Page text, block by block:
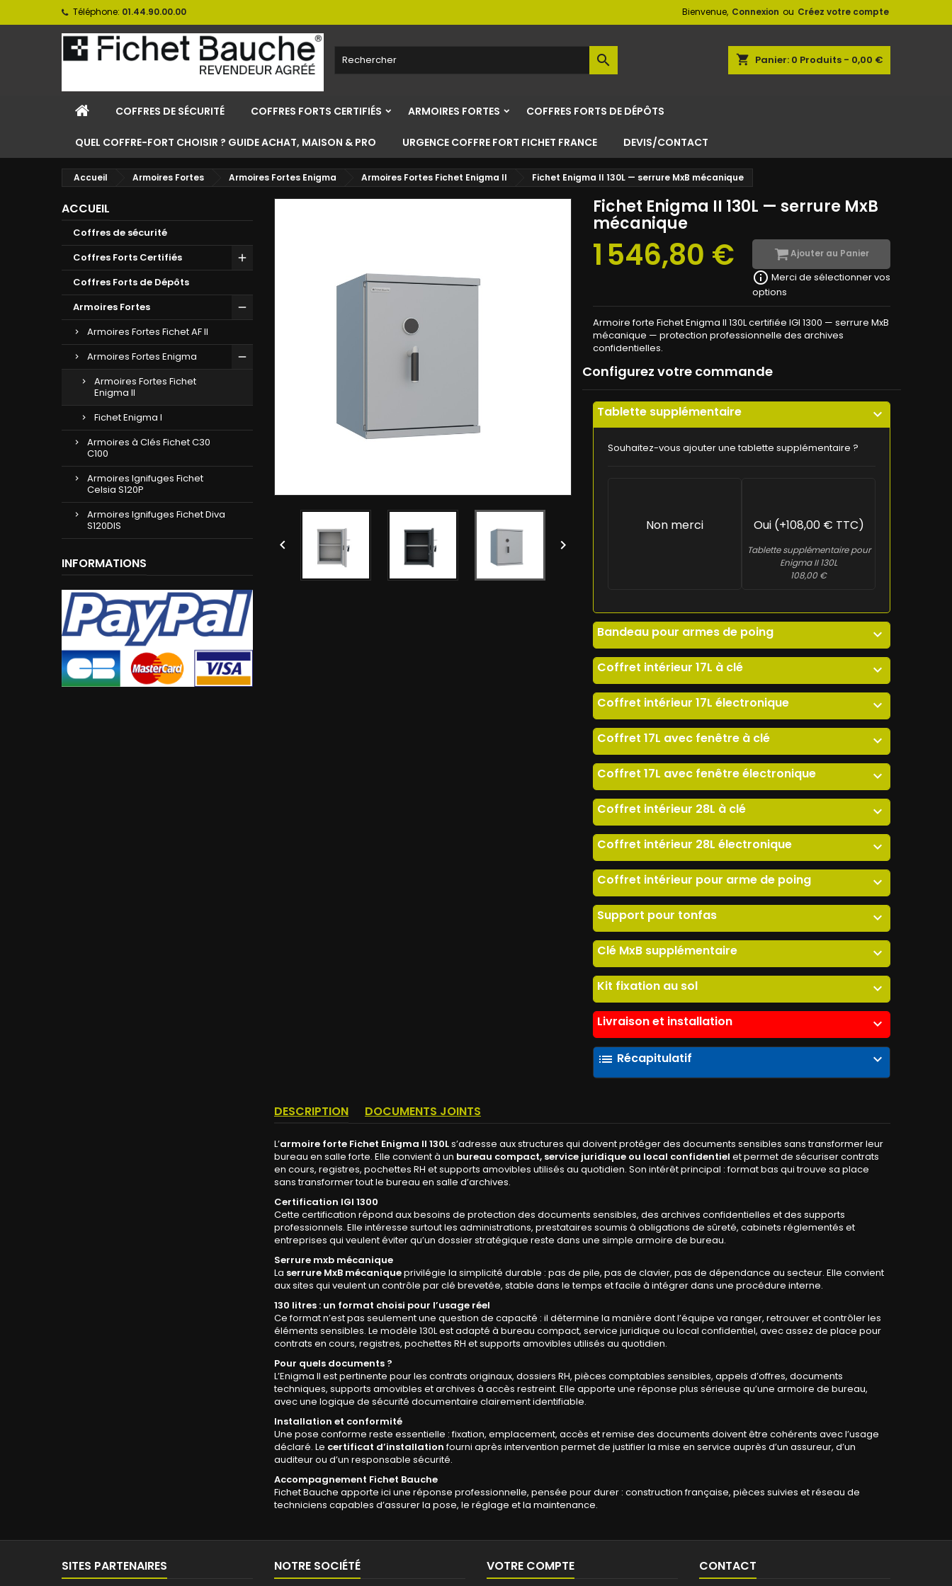
Téléphone: 01.44.90.00.00 Bienvenue, Connexion ou Créez votre compte
shopping_cart Panier: 0 Produits - 0,00 €

COFFRES DE SÉCURITÉ COFFRES FORTS CERTIFIÉS ARMOIRES FORTES COFFRES FORTS DE DÉPÔTS
QUEL COFFRE-FORT CHOISIR ? GUIDE ACHAT, MAISON & PRO URGENCE COFFRE FORT FICHET FRANCE DEVIS/CONTACT
Accueil Armoires Fortes Armoires Fortes Enigma Armoires Fortes Fichet Enigma II Fichet Enigma II 130L — serrure MxB mécanique
ACCUEIL
Coffres de sécurité
Coffres Forts Certifiés
Coffres Forts de Dépôts
Armoires Fortes
Armoires Fortes Fichet AF II
Armoires Fortes Enigma
Armoires Fortes Fichet
Enigma II
Fichet Enigma I
Armoires à Clés Fichet C30
C100
Armoires Ignifuges Fichet
Celsia S120P
Armoires Ignifuges Fichet Diva
S120DIS
INFORMATIONS
 
Fichet Enigma II 130L — serrure MxB
mécanique
1 546,80 € Ajouter au Panier
info_outline Merci de sélectionner vos
options
Armoire forte Fichet Enigma II 130L certifiée IGI 1300 — serrure MxB
mécanique — protection professionnelle des archives
confidentielles.
Configurez votre commande
Tablette supplémentaire expand_more
Souhaitez-vous ajouter une tablette supplémentaire ?
Non merci Oui (+108,00 € TTC)
Tablette supplémentaire pour
Enigma II 130L
108,00 €
Bandeau pour armes de poing expand_more
Coffret intérieur 17L à clé expand_more
Coffret intérieur 17L électronique expand_more
Coffret 17L avec fenêtre à clé expand_more
Coffret 17L avec fenêtre électronique expand_more
Coffret intérieur 28L à clé expand_more
Coffret intérieur 28L électronique expand_more
Coffret intérieur pour arme de poing expand_more
Support pour tonfas expand_more
Clé MxB supplémentaire expand_more
Kit fixation au sol expand_more
Livraison et installation expand_more
list Récapitulatif expand_more
DESCRIPTION DOCUMENTS JOINTS
L’armoire forte Fichet Enigma II 130Ls’adresse aux structures qui doivent protéger des documents sensibles sans transformer leur
bureau en salle forte. Elle convient à un bureau compact, service juridique ou local confidentiel et permet de sécuriser contrats
en cours, registres, pochettes RH et supports amovibles utilisés au quotidien. Son intérêt principal : format bas qui trouve sa place
sans transformer tout le bureau en salle d’archives.
Certification IGI 1300
Cette certification répond aux besoins de protection des documents sensibles, des archives confidentielles et des supports
professionnels. Elle intéresse surtout les administrations, prestataires soumis à obligations de sûreté, cabinets réglementés et
entreprises qui veulent éviter qu’un dossier stratégique reste dans une simple armoire de bureau.
Serrure mxb mécanique
La serrure MxB mécaniqueprivilégie la simplicité durable : pas de pile, pas de clavier, pas de dépendance au secteur. Elle convient
aux sites qui veulent un contrôle par clé brevetée, stable dans le temps et facile à intégrer dans une procédure interne.
130 litres : un format choisi pour l’usage réel
Ce format n’est pas seulement une question de capacité : il détermine la manière dont l’équipe va ranger, retrouver et contrôler les
éléments sensibles. Le modèle 130L est adapté à bureau compact, service juridique ou local confidentiel, avec assez de place pour
contrats en cours, registres, pochettes RH et supports amovibles utilisés au quotidien.
Pour quels documents ?
L’Enigma II est pertinente pour les contrats originaux, dossiers RH, pièces comptables sensibles, appels d’offres, documents
techniques, supports amovibles et archives à accès restreint. Elle apporte une réponse plus sérieuse qu’une armoire de bureau,
avec une logique de sécurité documentaire clairement identifiable.
Installation et conformité
Une pose conforme reste essentielle : fixation, emplacement, accès et remise des documents doivent être cohérents avec l’usage
déclaré. Le certificat d’installationfourni après intervention permet de justifier la mise en service auprès d’un assureur, d’un
auditeur ou d’un responsable sécurité.
Accompagnement Fichet Bauche
Fichet Bauche apporte ici une réponse professionnelle, pensée pour durer : construction française, pièces suivies et réseau de
techniciens capables d’assurer la pose, le réglage et la maintenance.
SITES PARTENAIRES NOTRE SOCIÉTÉ VOTRE COMPTE CONTACT